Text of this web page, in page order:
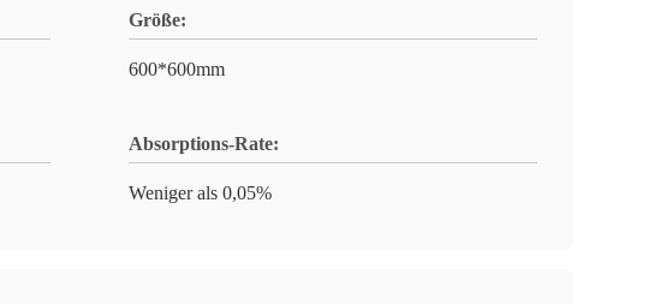
Größe:
600*600mm
Absorptions-Rate:
Weniger als 0,05%